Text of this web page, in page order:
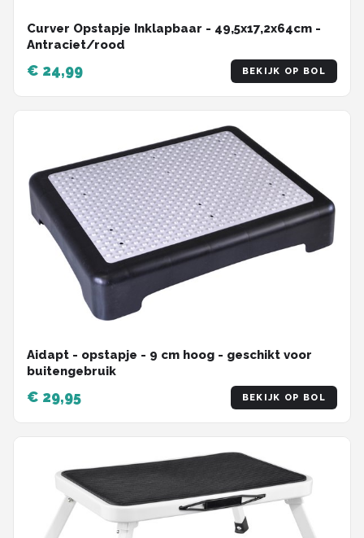
Curver Opstapje Inklapbaar - 49,5x17,2x64cm -
Antraciet/rood
€ 24,99 BEKIJK OP BOL
Aidapt - opstapje - 9 cm hoog - geschikt voor
buitengebruik
€ 29,95 BEKIJK OP BOL